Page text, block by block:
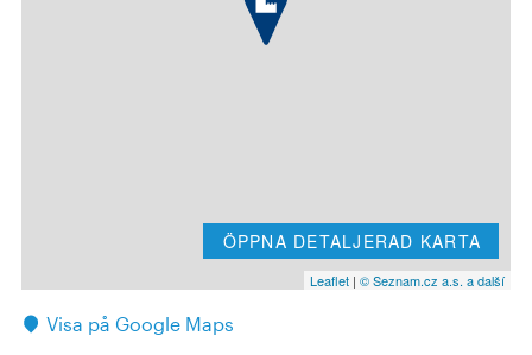
ÖPPNA DETALJERAD KARTA
Leaflet | © Seznam.cz a.s. a další
Visa på Google Maps